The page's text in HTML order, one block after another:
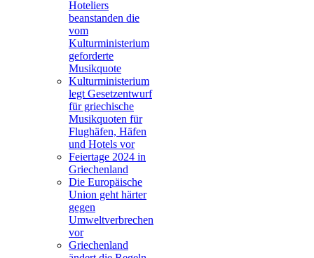
Hoteliers
beanstanden die
vom
Kulturministerium
geforderte
Musikquote
Kulturministerium
legt Gesetzentwurf
für griechische
Musikquoten für
Flughäfen, Häfen
und Hotels vor
Feiertage 2024 in
Griechenland
Die Europäische
Union geht härter
gegen
Umweltverbrechen
vor
Griechenland